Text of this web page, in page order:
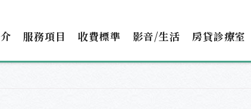
服務項目 收費標準 影音/生活 房貸診療室